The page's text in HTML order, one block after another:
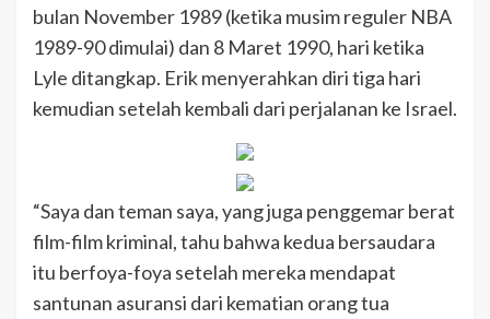
bulan November 1989 (ketika musim reguler NBA
1989-90 dimulai) dan 8 Maret 1990, hari ketika
Lyle ditangkap. Erik menyerahkan diri tiga hari
kemudian setelah kembali dari perjalanan ke Israel.
“Saya dan teman saya, yang juga penggemar berat
film-film kriminal, tahu bahwa kedua bersaudara
itu berfoya-foya setelah mereka mendapat
santunan asuransi dari kematian orang tua